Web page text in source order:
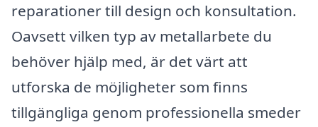
reparationer till design och konsultation.
Oavsett vilken typ av metallarbete du
behöver hjälp med, är det värt att
utforska de möjligheter som finns
tillgängliga genom professionella smeder